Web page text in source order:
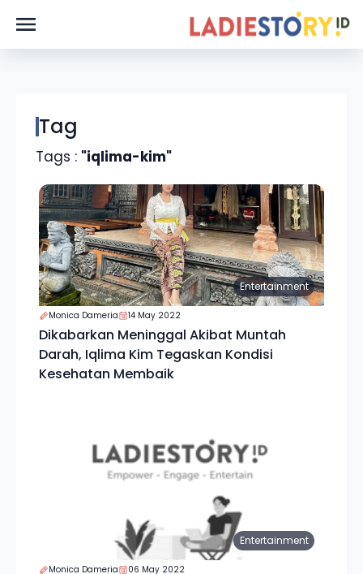
Tag
Tags : "iqlima-kim"
Entertainment
Monica Dameria 14 May 2022
Dikabarkan Meninggal Akibat Muntah
Darah, Iqlima Kim Tegaskan Kondisi
Kesehatan Membaik
Entertainment
Monica Dameria 06 May 2022